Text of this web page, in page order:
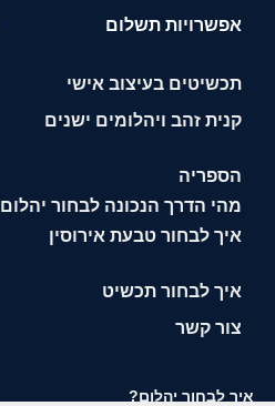
אפשרויות תשלום
תכשיטים בעיצוב אישי
קנית זהב ויהלומים ישנים
הספריה
מהי הדרך הנכונה לבחור יהלום
איך לבחור טבעת אירוסין
איך לבחור תכשיט
צור קשר
איך לבחור יהלום?